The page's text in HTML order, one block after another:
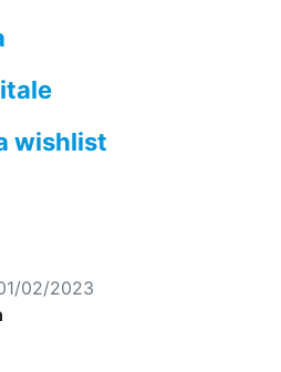
wishlist
02/2023